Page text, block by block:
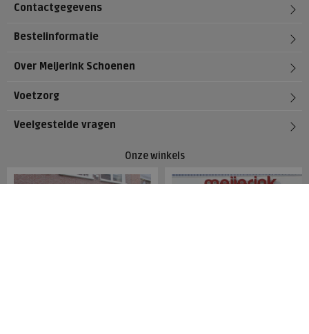
Contactgegevens
Bestelinformatie
Over Meijerink Schoenen
Voetzorg
Veelgestelde vragen
Onze winkels